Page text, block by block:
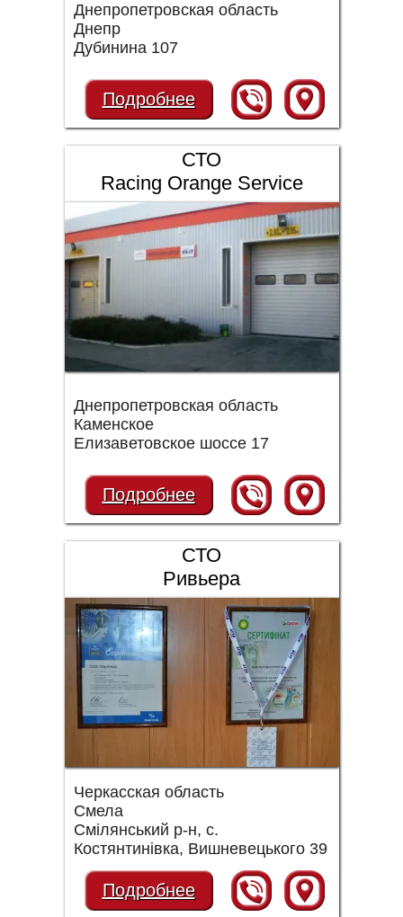
Днепропетровская область
Днепр
Дубинина 107
Подробнее
СТО
Racing Orange Service
Днепропетровская область
Каменское
Елизаветовское шоссе 17
Подробнее
СТО
Ривьера
Черкасская область
Смела
Смілянський р-н, с.
Костянтинівка, Вишневецького 39
Подробнее